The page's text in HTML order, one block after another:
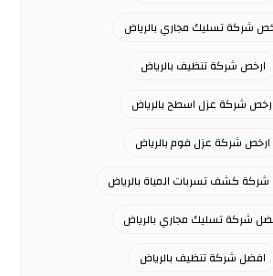
شركة تسليك مجاري بالرياض
ارخص شركة تنظيف بالرياض
ارخص شركة عزل اسطح بالرياض
ارخص شركة عزل فوم بالرياض
كشف تسربات المياة بالرياض
شركة تسليك مجاري بالرياض
افضل شركة تنظيف بالرياض